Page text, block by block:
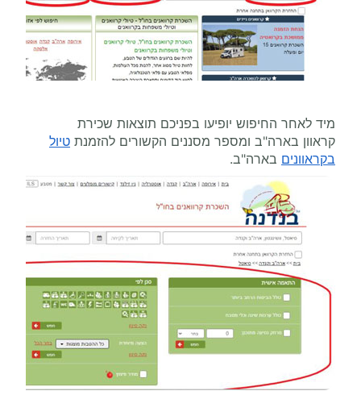
מיד לאחר החיפוש יופיעו בפניכם תוצאות שכירת
קראוון בארה"ב ומספר מסננים הקשורים להזמנת טיול
בקראוונים בארה"ב.